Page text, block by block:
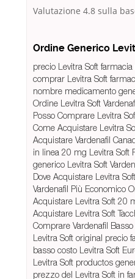
Valutazione 4.8 sulla
Ordine Generico
precio Levitra Soft farmacia
comprar Levitra Soft
nombre medicamento
Ordine Levitra Soft
Posso Comprare Levitra
Come Acquistare Levitra
Acquistare Vardenafil
in linea 20 mg Levitra Soft
generico Levitra Soft
Dove Acquistare Levitra
Vardenafil Più Economico
Acquistare Levitra Soft 20
Acquistare Levitra Soft
Comprare Vardenafil
Levitra Soft original precio
basso costo Levitra Soft
Levitra Soft productos
prezzo del Levitra Soft in